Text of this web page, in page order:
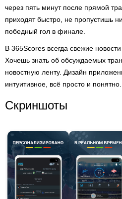
через пять минут после прямой
приходят быстро, не пропустишь
победный гол в финале.
В 365Scores всегда свежие
Хочешь знать об обсуждаемых
новостную ленту. Дизайн
интуитивное, всё просто и понятно.
Скриншоты